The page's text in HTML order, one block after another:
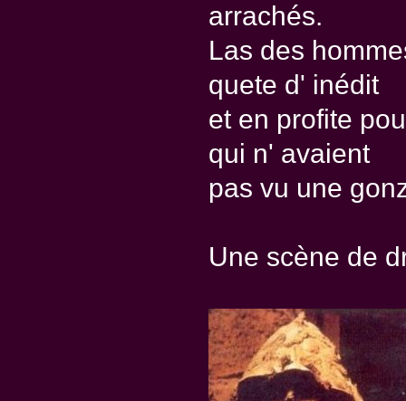
arrachés.
Las des
quete d' inédit
et en profite
qui n' avaient
pas vu une
Une scène de